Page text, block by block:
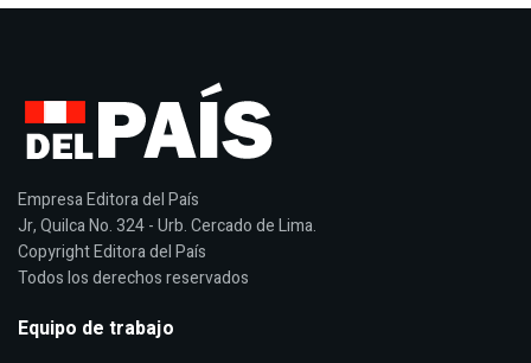
Empresa Editora del País
Jr, Quilca No. 324 - Urb. Cercado de Lima.
Copyright Editora del País
Todos los derechos reservados
Equipo de trabajo